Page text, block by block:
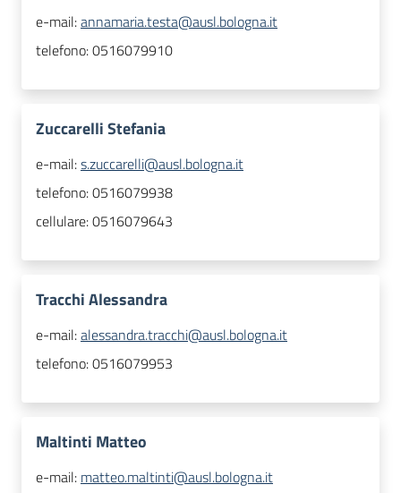
e-mail:annamaria.testa@ausl.bologna.it
telefono:0516079910
Zuccarelli Stefania
e-mail:s.zuccarelli@ausl.bologna.it
telefono:0516079938
cellulare:0516079643
Tracchi Alessandra
e-mail:alessandra.tracchi@ausl.bologna.it
telefono:0516079953
Maltinti Matteo
e-mail: matteo.maltinti@ausl.bologna.it